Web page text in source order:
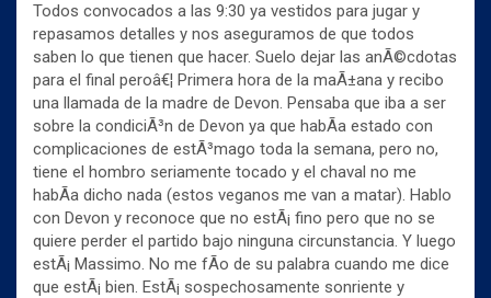
Todos convocados a las 9:30 ya vestidos para jugar y
repasamos detalles y nos aseguramos de que todos
saben lo que tienen que hacer. Suelo dejar las anÃ©cdotas
para el final peroâ€¦ Primera hora de la maÃ±ana y recibo
una llamada de la madre de Devon. Pensaba que iba a ser
sobre la condiciÃ³n de Devon ya que habÃ­a estado con
complicaciones de estÃ³mago toda la semana, pero no,
tiene el hombro seriamente tocado y el chaval no me
habÃ­a dicho nada (estos veganos me van a matar). Hablo
con Devon y reconoce que no estÃ¡ fino pero que no se
quiere perder el partido bajo ninguna circunstancia. Y luego
estÃ¡ Massimo. No me fÃ­o de su palabra cuando me dice
que estÃ¡ bien. EstÃ¡ sospechosamente sonriente y